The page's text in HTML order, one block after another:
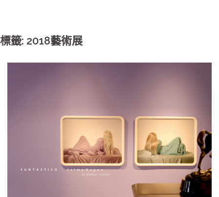
標籤: 2018藝術展